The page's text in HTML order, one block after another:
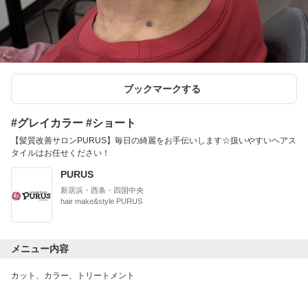
ブックマークする
#グレイカラー #ショート
【髪質改善サロンPURUS】毎日の綺麗をお手伝いします☆扱いやすいヘアス
タイルはお任せください！
PURUS
新居浜・西条・四国中央
hair make&style PURUS
メニュー内容
カット、カラー、トリートメント